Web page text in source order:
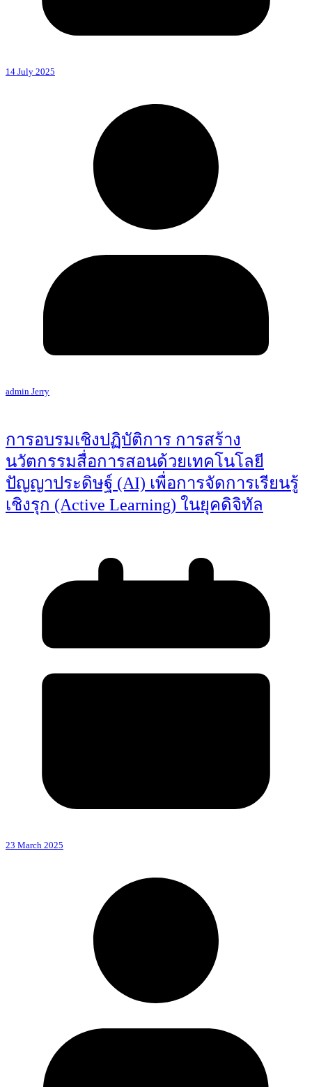
14 July 2025
admin Jerry
การอบรมเชิงปฏิบัติการ การสร้าง
นวัตกรรมสื่อการสอนด้วยเทคโนโลยี
ปัญญาประดิษฐ์ (AI) เพื่อการจัดการเรียนรู้
เชิงรุก (Active Learning) ในยุคดิจิทัล
23 March 2025